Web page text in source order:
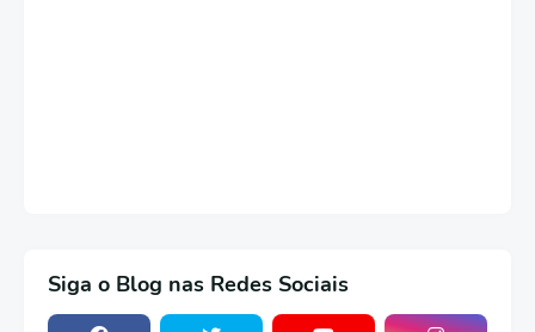
Siga o Blog nas Redes Sociais